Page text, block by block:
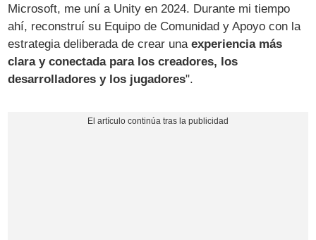
Microsoft, me uní a Unity en 2024. Durante mi tiempo
ahí, reconstruí su Equipo de Comunidad y Apoyo con la
estrategia deliberada de crear unaexperiencia más
clara y conectada para los creadores, los
desarrolladores y los jugadores".